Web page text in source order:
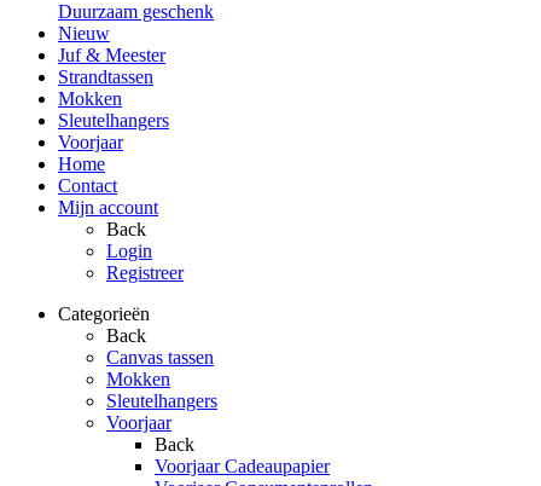
Duurzaam geschenk
Nieuw
Juf & Meester
Strandtassen
Mokken
Sleutelhangers
Voorjaar
Home
Contact
Mijn account
Back
Login
Registreer
Categorieën
Back
Canvas tassen
Mokken
Sleutelhangers
Voorjaar
Back
Voorjaar Cadeaupapier